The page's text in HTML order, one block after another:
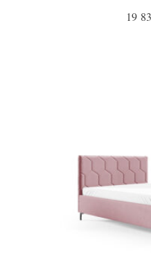
19